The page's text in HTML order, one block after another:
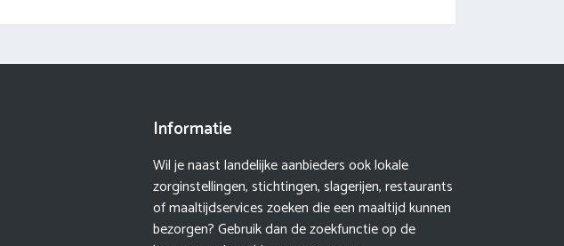
Informatie
Wil je naast landelijke aanbieders ook lokale
zorginstellingen, stichtingen, slagerijen, restaurants
of maaltijdservices zoeken die een maaltijd kunnen
bezorgen? Gebruik dan de zoekfunctie op de